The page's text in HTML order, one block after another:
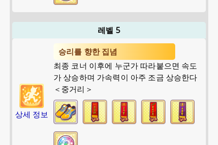
레벨 5
상세 정보
승리를 향한 집념
최종 코너 이후에 누군가 따라붙으면 속도
가 상승하며 가속력이 아주 조금 상승한다
＜중거리＞